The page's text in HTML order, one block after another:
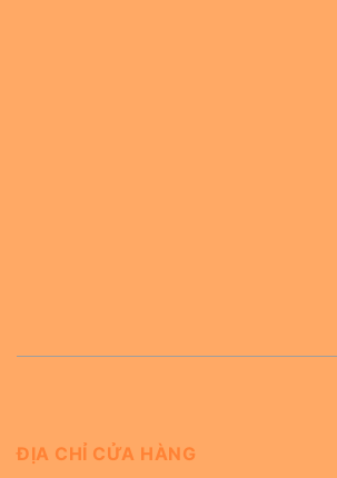
ĐỊA CHỈ CỬA HÀNG